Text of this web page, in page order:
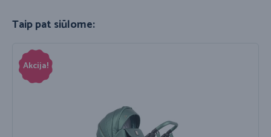
Taip pat siūlome:
Akcija!